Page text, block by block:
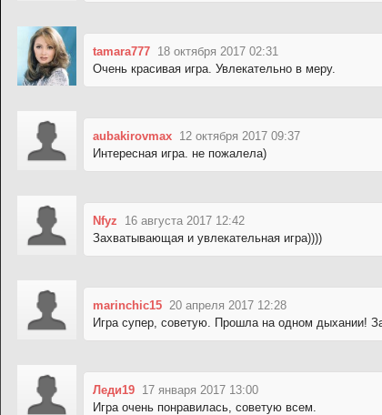
tamara777 18 октября 2017 02:31
Очень красивая игра. Увлекательно в меру.
aubakirovmax 12 октября 2017 09:37
Интересная игра. не пожалела)
Nfyz
16 августа 2017 12:42
Захватывающая и увлекательная игра))))
marinchic15 20 апреля 2017 12:28
Игра супер, советую. Прошла на одном дыхании!
Леди19 17 января 2017 13:00
Игра очень понравилась, советую всем.